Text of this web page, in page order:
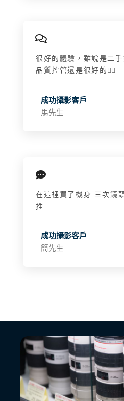
很好的體驗，雖說是二
品質控管還是很好的👍🏻
成功攝影客戶
馬先生
在這裡買了機身 三次鏡
推
成功攝影客戶
簡先生